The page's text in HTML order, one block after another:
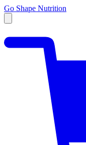
Go Shape Nutrition